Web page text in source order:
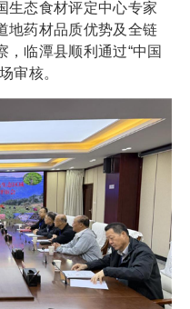
生态食材评定中心专家
地药材品质优势及全链
临潭县顺利通过“中国
审核。